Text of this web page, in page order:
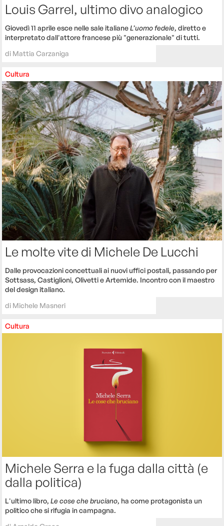
Louis Garrel, ultimo divo analogico
Giovedì 11 aprile esce nelle sale italianeL’uomo fedele, diretto e
interpretato dall'attore francese più "generazionale" di tutti.
di Mattia Carzaniga
Cultura
Le molte vite di Michele De Lucchi
Dalle provocazioni concettuali ai nuovi uffici postali, passando per
Sottsass, Castiglioni, Olivetti e Artemide. Incontro con il maestro
del design italiano.
di Michele Masneri
Cultura
Michele Serra e la fuga dalla città (e
dalla politica)
L'ultimo libro,Le cose che bruciano, ha come protagonista un
politico che si rifugia in campagna.